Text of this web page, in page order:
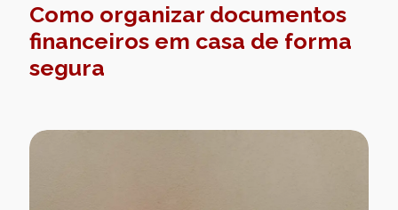
Como organizar documentos
financeiros em casa de forma
segura